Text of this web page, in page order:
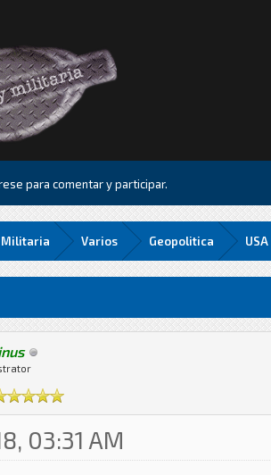
para comentar y participar.
Militaria Varios Geopolitica USA
03:31 AM